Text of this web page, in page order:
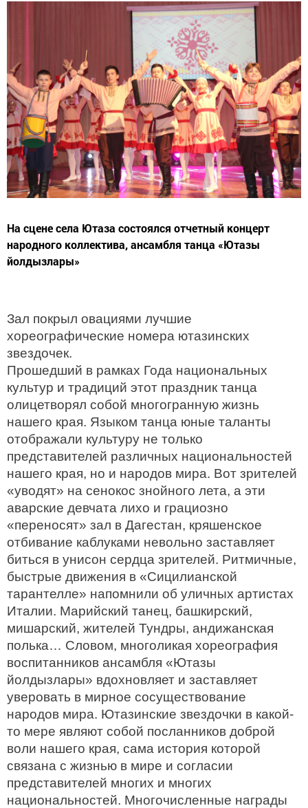
На сцене села Ютаза состоялся отчетный концерт
народного коллектива, ансамбля танца «Ютазы
йолдызлары»
Зал покрыл овациями лучшие
хореографические номера ютазинских
звездочек.
Прошедший в рамках Года национальных
культур и традиций этот праздник танца
олицетворял собой многогранную жизнь
нашего края. Языком танца юные таланты
отображали культуру не только
представителей различных национальностей
нашего края, но и народов мира. Вот зрителей
«уводят» на сенокос знойного лета, а эти
аварские девчата лихо и грациозно
«переносят» зал в Дагестан, кряшенское
отбивание каблуками невольно заставляет
биться в унисон сердца зрителей. Ритмичные,
быстрые движения в «Сицилианской
тарантелле» напомнили об уличных артистах
Италии. Марийский танец, башкирский,
мишарский, жителей Тундры, андижанская
полька… Словом, многоликая хореография
воспитанников ансамбля «Ютазы
йолдызлары» вдохновляет и заставляет
уверовать в мирное сосуществование
народов мира. Ютазинские звездочки в какой-
то мере являют собой посланников доброй
воли нашего края, сама история которой
связана с жизнью в мире и согласии
представителей многих и многих
национальностей. Многочисленные награды